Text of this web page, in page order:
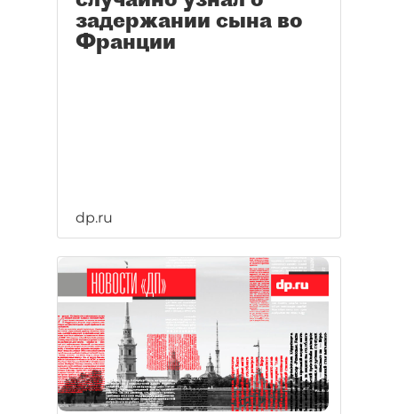
задержании сына во
Франции
dp.ru